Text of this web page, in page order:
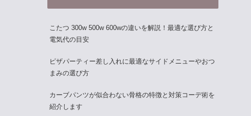
こたつ 300w 500w 600wの違いを解説！最適な選び方と
電気代の目安
ピザパーティー差し入れに最適なサイドメニューやおつ
まみの選び方
カーブパンツが似合わない骨格の特徴と対策コーデ術を
紹介します